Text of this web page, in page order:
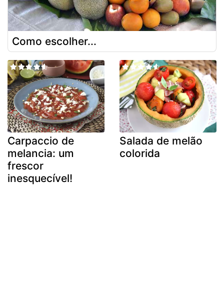
Como escolher...
Carpaccio de
melancia: um
frescor
inesquecível!
Salada de melão
colorida